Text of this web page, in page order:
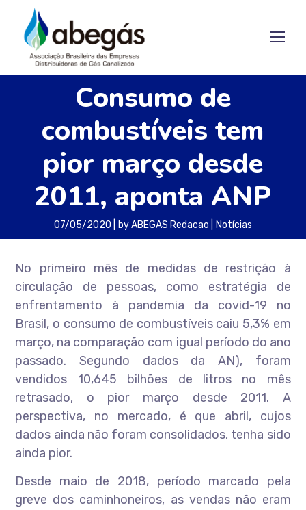
Consumo de
combustíveis tem
pior março desde
2011, aponta ANP
07/05/2020 byABEGAS Redacao Notícias
No primeiro mês de medidas de restrição à
circulação de pessoas, como estratégia de
enfrentamento à pandemia da covid-19 no
Brasil, o consumo de combustíveis caiu 5,3% em
março, na comparação com igual período do ano
passado. Segundo dados da AN), foram
vendidos 10,645 bilhões de litros no mês
retrasado, o pior março desde 2011. A
perspectiva, no mercado, é que abril, cujos
dados ainda não foram consolidados, tenha sido
ainda pior.
Desde maio de 2018, período marcado pela
greve dos caminhoneiros, as vendas não eram